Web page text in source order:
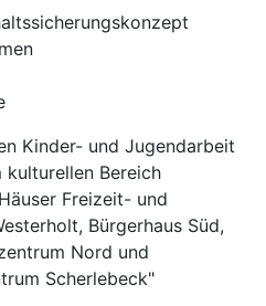
Kinder- und Jugendarbeit
kulturellen Bereich
Freizeit- und
Bürgerhaus Süd,
Nord und
Scherlebeck"